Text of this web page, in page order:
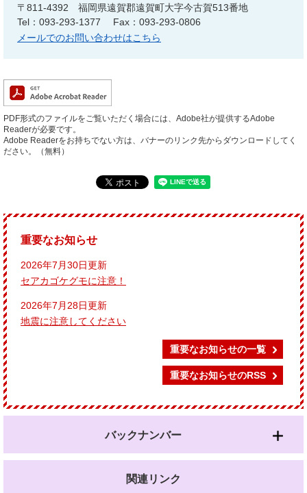
〒811-4392
福岡県遠賀郡遠賀町大字今古賀513番地
Tel：093-293-1377
Fax：093-293-0806
メールでのお問い合わせはこちら
PDF形式のファイルをご覧いただく場合には、Adobe社が提供するAdobe
Readerが必要です。
Adobe Readerをお持ちでない方は、バナーのリンク先からダウンロードしてく
ださい。（無料）
重要なお知らせ
2026年7月30日更新
セアカゴケグモに注意！
2026年7月28日更新
地震に注意してください
重要なお知らせの一覧
重要なお知らせのRSS
バックナンバー
関連リンク